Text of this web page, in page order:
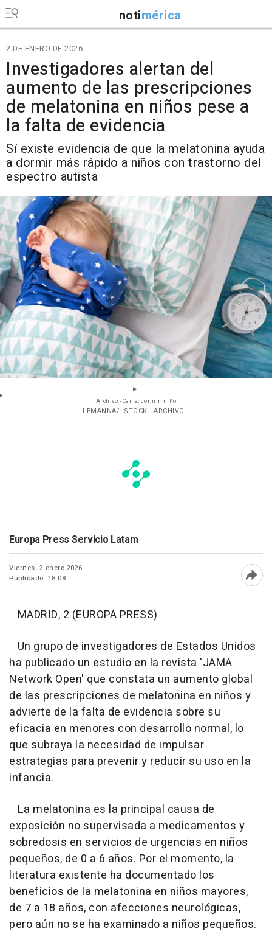
notimérica
2 DE ENERO DE 2026
Investigadores alertan del
aumento de las prescripciones
de melatonina en niños pese a
la falta de evidencia
Sí existe evidencia de que la melatonina ayuda
a dormir más rápido a niños con trastorno del
espectro autista
Archivo - Cama, dormir, niño
- LEMANNA/ ISTOCK - ARCHIVO
Europa Press Servicio Latam
Viernes, 2 enero 2026
Publicado: 18:08
MADRID, 2 (EUROPA PRESS)
Un grupo de investigadores de Estados Unidos
ha publicado un estudio en la revista 'JAMA
Network Open' que constata un aumento global
de las prescripciones de melatonina en niños y
advierte de la falta de evidencia sobre su
eficacia en menores con desarrollo normal, lo
que subraya la necesidad de impulsar
estrategias para prevenir y reducir su uso en la
infancia.
La melatonina es la principal causa de
exposición no supervisada a medicamentos y
sobredosis en servicios de urgencias en niños
pequeños, de 0 a 6 años. Por el momento, la
literatura existente ha documentado los
beneficios de la melatonina en niños mayores,
de 7 a 18 años, con afecciones neurológicas,
pero aún no se ha examinado a niños pequeños.